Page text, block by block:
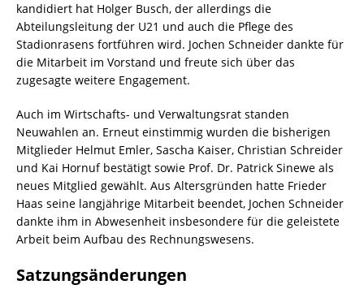
kandidiert hat Holger Busch, der allerdings die
Abteilungsleitung der U21 und auch die Pflege des
Stadionrasens fortführen wird. Jochen Schneider dankte für
die Mitarbeit im Vorstand und freute sich über das
zugesagte weitere Engagement.
Auch im Wirtschafts- und Verwaltungsrat standen
Neuwahlen an. Erneut einstimmig wurden die bisherigen
Mitglieder Helmut Emler, Sascha Kaiser, Christian Schreider
und Kai Hornuf bestätigt sowie Prof. Dr. Patrick Sinewe als
neues Mitglied gewählt. Aus Altersgründen hatte Frieder
Haas seine langjährige Mitarbeit beendet, Jochen Schneider
dankte ihm in Abwesenheit insbesondere für die geleistete
Arbeit beim Aufbau des Rechnungswesens.
Satzungsänderungen